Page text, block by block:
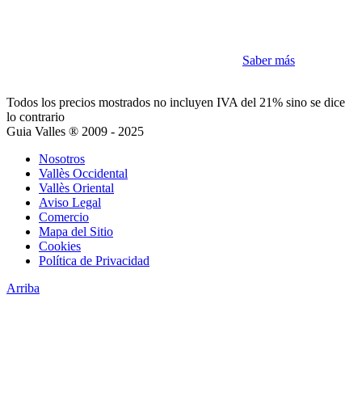
Saber más
Todos los precios mostrados no incluyen IVA del 21% sino se dice
lo contrario
Guia Valles ® 2009 - 2025
Nosotros
Vallès Occidental
Vallès Oriental
Aviso Legal
Comercio
Mapa del Sitio
Cookies
Política de Privacidad
Arriba